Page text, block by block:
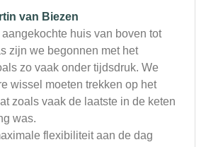
van Biezen
huis van boven tot
zijn we begonnen met het
zo vaak onder tijdsdruk. We
wissel moeten trekken op het
zoals vaak de laatste in de keten
was.
flexibiliteit aan de dag